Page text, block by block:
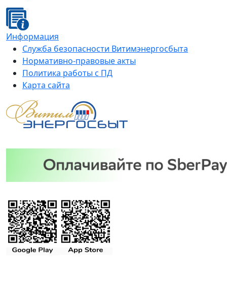
Информация
Служба безопасности Витимэнергосбыта
Нормативно-правовые акты
Политика работы с ПД
Карта сайта